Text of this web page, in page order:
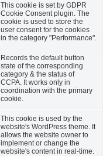
This cookie is set by GDPR
Cookie Consent plugin. The
cookie is used to store the
user consent for the cookies
in the category "Performance".
Records the default button
state of the corresponding
category & the status of
CCPA. It works only in
coordination with the primary
cookie.
This cookie is used by the
website's WordPress theme. It
allows the website owner to
implement or change the
website's content in real-time.